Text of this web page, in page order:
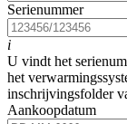
Serienummer
i
U vindt het
het
inschrijvingsfolder
Aankoopdatum